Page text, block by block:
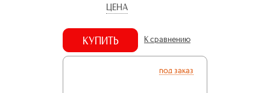
ЦЕНА
КУПИТЬ К сравнению
под заказ